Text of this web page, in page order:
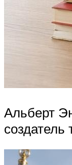
Альберт
создатель